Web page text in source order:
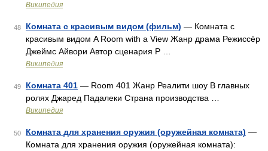
Википедия
48 Комната с красивым видом (фильм) — Комната с
красивым видом A Room with a View Жанр драма Режиссёр
Джеймс Айвори Автор сценария Р …
Википедия
49 Комната 401 — Room 401 Жанр Реалити шоу В главных
ролях Джаред Падалеки Страна производства …
Википедия
50 Комната для хранения оружия (оружейная комната) —
Комната для хранения оружия (оружейная комната):